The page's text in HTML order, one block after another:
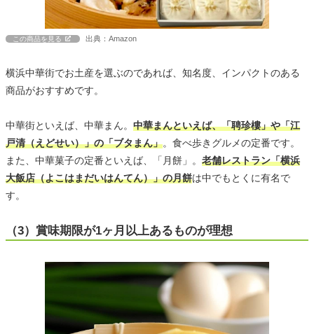
この商品を見る 出典：Amazon
横浜中華街でお土産を選ぶのであれば、知名度、インパクトのある
商品がおすすめです。
中華街といえば、中華まん。 中華まんといえば、「聘珍樓」や「江
戸清（えどせい）」の「ブタまん」。食べ歩きグルメの定番です。
また、中華菓子の定番といえば、「月餅」。 老舗レストラン「横浜
大飯店（よこはまだいはんてん）」の月餅は中でもとくに有名で
す。
（3）賞味期限が1ヶ月以上あるものが理想